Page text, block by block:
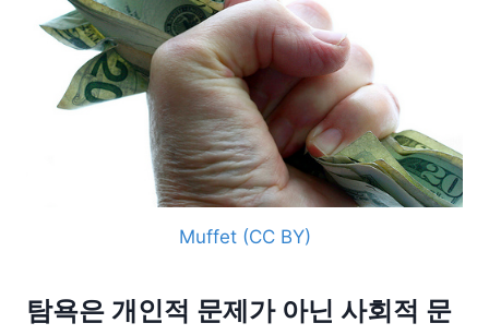
Muffet (CC BY)
탐욕은 개인적 문제가 아닌 사회적 문